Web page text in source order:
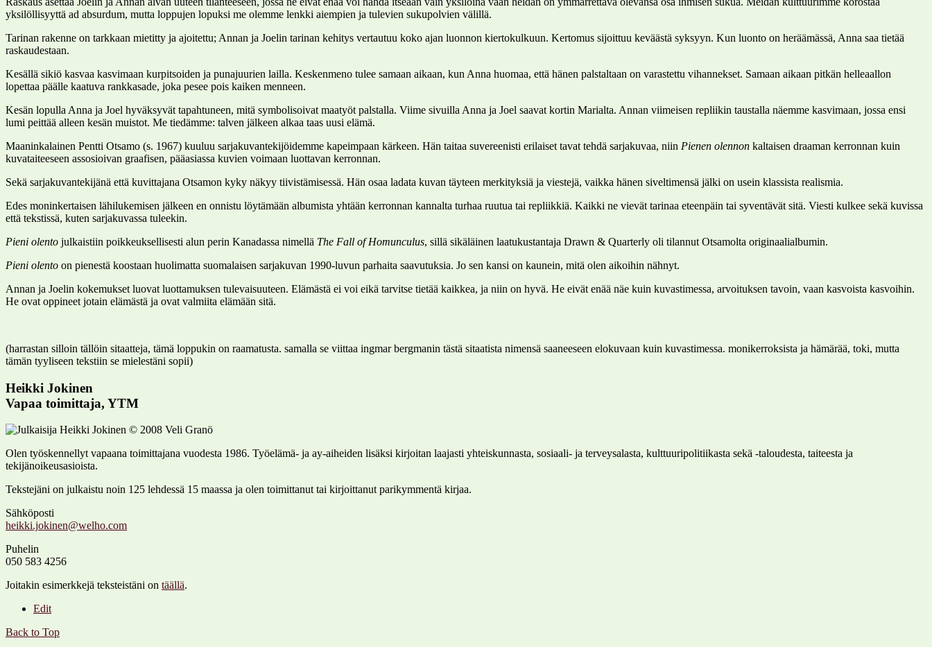
yksilöllisyyttä ad absurdum, mutta loppujen lopuksi me olemme lenkki aiempien ja tulevien sukupolvien välillä.
Tarinan rakenne on tarkkaan mietitty ja ajoitettu; Annan ja Joelin tarinan kehitys vertautuu koko ajan luonnon kiertokulkuun. Kertomus sijoittuu keväästä syksyyn. Kun luonto on heräämässä, Anna saa tietää
raskaudestaan.
Kesällä sikiö kasvaa kasvimaan kurpitsoiden ja punajuurien lailla. Keskenmeno tulee samaan aikaan, kun Anna huomaa, että hänen palstaltaan on varastettu vihannekset. Samaan aikaan pitkän helleaallon
lopettaa päälle kaatuva rankkasade, joka pesee pois kaiken menneen.
Kesän lopulla Anna ja Joel hyväksyvät tapahtuneen, mitä symbolisoivat maatyöt palstalla. Viime sivuilla Anna ja Joel saavat kortin Marialta. Annan viimeisen repliikin taustalla näemme kasvimaan, jossa ensi
lumi peittää alleen kesän muistot. Me tiedämme: talven jälkeen alkaa taas uusi elämä.
Maaninkalainen Pentti Otsamo (s. 1967) kuuluu sarjakuvantekijöidemme kapeimpaan kärkeen. Hän taitaa suvereenisti erilaiset tavat tehdä sarjakuvaa, niin Pienen olennon kaltaisen draaman kerronnan kuin
kuvataiteeseen assosioivan graafisen, pääasiassa kuvien voimaan luottavan kerronnan.
Sekä sarjakuvantekijänä että kuvittajana Otsamon kyky näkyy tiivistämisessä. Hän osaa ladata kuvan täyteen merkityksiä ja viestejä, vaikka hänen siveltimensä jälki on usein klassista realismia.
Edes moninkertaisen lähilukemisen jälkeen en onnistu löytämään albumista yhtään kerronnan kannalta turhaa ruutua tai repliikkiä. Kaikki ne vievät tarinaa eteenpäin tai syventävät sitä. Viesti kulkee sekä kuvissa
että tekstissä, kuten sarjakuvassa tuleekin.
Pieni olento julkaistiin poikkeuksellisesti alun perin Kanadassa nimellä The Fall of Homunculus, sillä sikäläinen laatukustantaja Drawn & Quarterly oli tilannut Otsamolta originaalialbumin.
Pieni olento on pienestä koostaan huolimatta suomalaisen sarjakuvan 1990-luvun parhaita saavutuksia. Jo sen kansi on kaunein, mitä olen aikoihin nähnyt.
Annan ja Joelin kokemukset luovat luottamuksen tulevaisuuteen. Elämästä ei voi eikä tarvitse tietää kaikkea, ja niin on hyvä. He eivät enää näe kuin kuvastimessa, arvoituksen tavoin, vaan kasvoista kasvoihin.
He ovat oppineet jotain elämästä ja ovat valmiita elämään sitä.
(harrastan silloin tällöin sitaatteja, tämä loppukin on raamatusta. samalla se viittaa ingmar bergmanin tästä sitaatista nimensä saaneeseen elokuvaan kuin kuvastimessa. monikerroksista ja hämärää, toki, mutta
tämän tyyliseen tekstiin se mielestäni sopii)
Heikki Jokinen
Vapaa toimittaja, YTM
Olen työskennellyt vapaana toimittajana vuodesta 1986. Työelämä- ja ay-aiheiden lisäksi kirjoitan laajasti yhteiskunnasta, sosiaali- ja terveysalasta, kulttuuripolitiikasta sekä -taloudesta, taiteesta ja
tekijänoikeusasioista.
Tekstejäni on julkaistu noin 125 lehdessä 15 maassa ja olen toimittanut tai kirjoittanut parikymmentä kirjaa.
Sähköposti
Puhelin
050 583 4256
Joitakin esimerkkejä teksteistäni on täällä.
Edit
Back to Top